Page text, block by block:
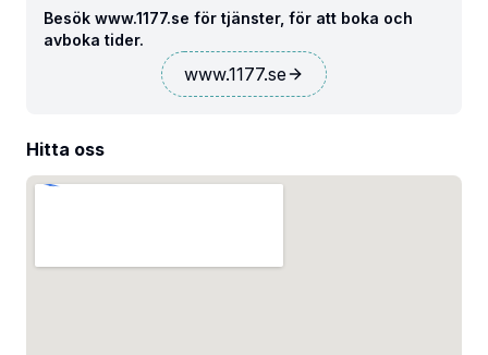
Besök www.1177.se för tjänster, för att boka och
avboka tider.
www.1177.se
Hitta oss